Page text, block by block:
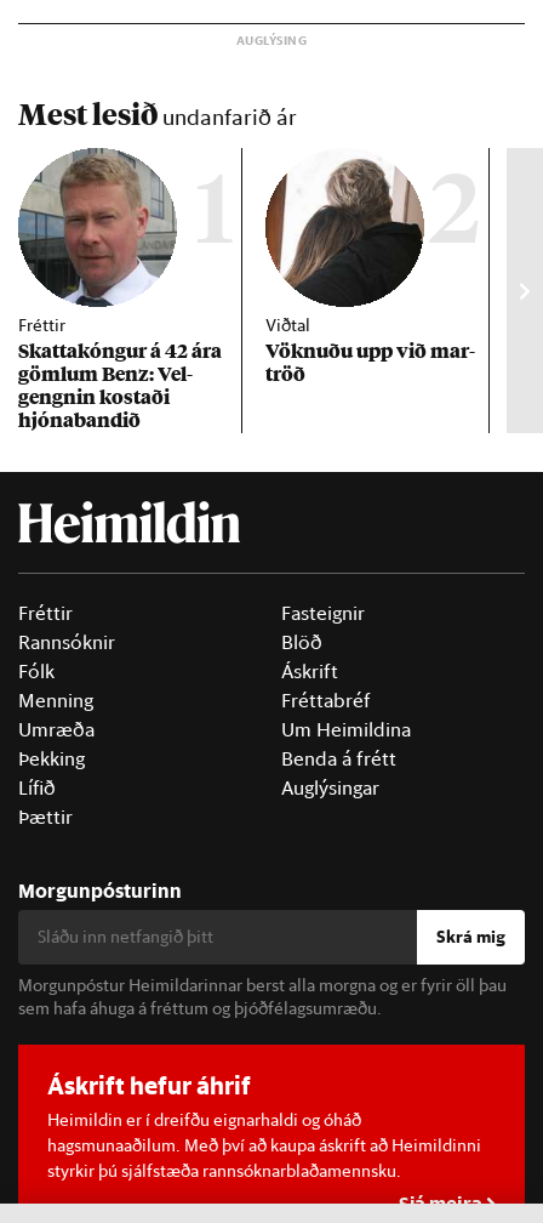
Evr­ópu­sam­bands­ins er í mikl­um meiri­hluta ánægð­ur með það
Mest lesið undanfarið ár
1
Fréttir
Skattakóng­ur á 42 ára
göml­um Benz: Vel­
gengn­in kostaði
hjóna­band­ið
2
Viðtal
Vökn­uðu upp við mar­
tröð
Fréttir
Rannsóknir
Fólk
Menning
Umræða
Þekking
Lífið
Þættir
Fasteignir
Blöð
Áskrift
Fréttabréf
Um Heimildina
Benda á frétt
Auglýsingar
Morgunpósturinn
Skrá mig
Morgunpóstur Heimildarinnar berst alla morgna og er fyrir öll þau
sem hafa áhuga á fréttum og þjóðfélagsumræðu.
Áskrift hefur áhrif
Heimildin er í dreifðu eignarhaldi og óháð
hagsmunaaðilum. Með því að kaupa áskrift að Heimildinni
styrkir þú sjálfstæða rannsóknarblaðamennsku.
Sjá meira